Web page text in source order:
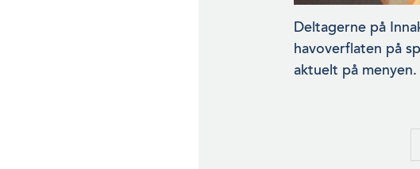
Deltagerne på
havoverflaten på
aktuelt på